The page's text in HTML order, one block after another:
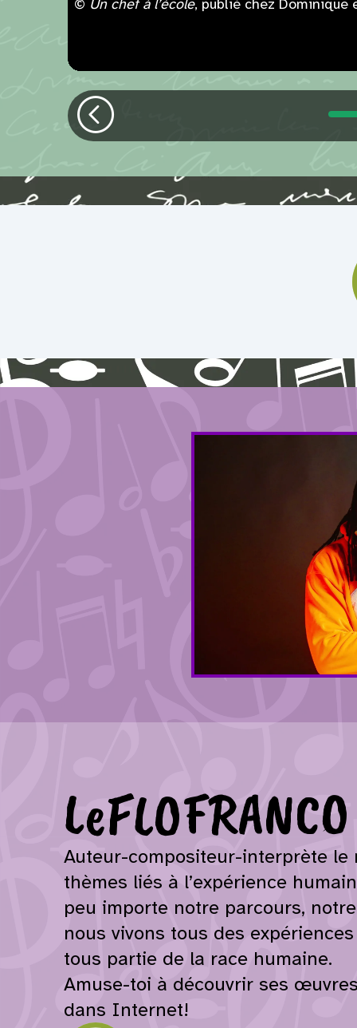
© Un chef à l’école, publié chez Dominique
Précédent
LeFLOFRANCO
Auteur-compositeur-interprète
thèmes liés à l’expérience
peu importe notre parcours,
nous vivons tous des
tous partie de la race humaine.
Amuse-toi à découvrir ses
dans Internet!